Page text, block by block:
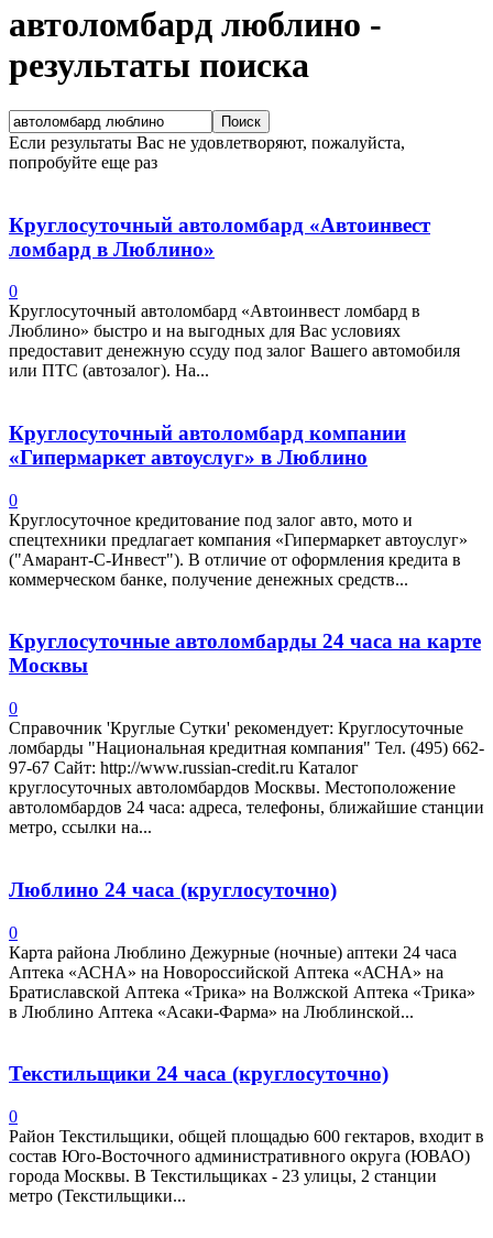
автоломбард люблино -
результаты поиска
Если результаты Вас не удовлетворяют, пожалуйста,
попробуйте еще раз
Круглосуточный автоломбард «Автоинвест
ломбард в Люблино»
0
Круглосуточный автоломбард «Автоинвест ломбард в
Люблино» быстро и на выгодных для Вас условиях
предоставит денежную ссуду под залог Вашего автомобиля
или ПТС (автозалог). На...
Круглосуточный автоломбард компании
«Гипермаркет автоуслуг» в Люблино
0
Круглосуточное кредитование под залог авто, мото и
спецтехники предлагает компания «Гипермаркет автоуслуг»
("Амарант-С-Инвест"). В отличие от оформления кредита в
коммерческом банке, получение денежных средств...
Круглосуточные автоломбарды 24 часа на карте
Москвы
0
Справочник 'Круглые Сутки' рекомендует: Круглосуточные
ломбарды "Национальная кредитная компания" Тел. (495) 662-
97-67 Сайт: http://www.russian-credit.ru Каталог
круглосуточных автоломбардов Москвы. Местоположение
автоломбардов 24 часа: адреса, телефоны, ближайшие станции
метро, ссылки на...
Люблино 24 часа (круглосуточно)
0
Карта района Люблино Дежурные (ночные) аптеки 24 часа
Аптека «АСНА» на Новороссийской Аптека «АСНА» на
Братиславской Аптека «Трика» на Волжской Аптека «Трика»
в Люблино Аптека «Асаки-Фарма» на Люблинской...
Текстильщики 24 часа (круглосуточно)
0
Район Текстильщики, общей площадью 600 гектаров, входит в
состав Юго-Восточного административного округа (ЮВАО)
города Москвы. В Текстильщиках - 23 улицы, 2 станции
метро (Текстильщики...